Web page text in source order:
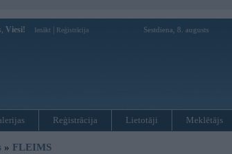
Viesi! Ienākt Reģistrācija Sestdiena, 8. augusts
Reģistrācija Lietotāji Meklētājs
» FLEIMS